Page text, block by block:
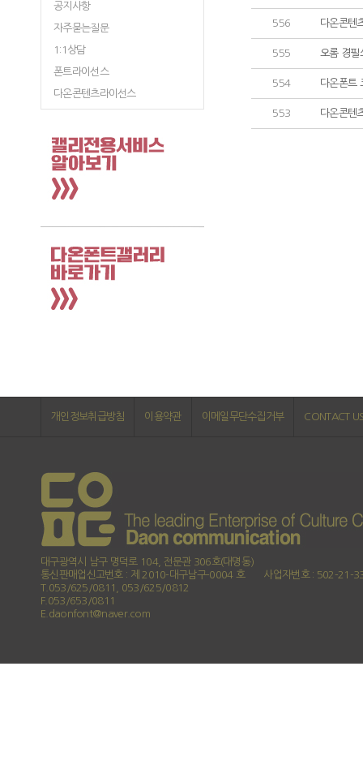
공지사항
자주묻는질문
1:1상담
폰트라이선스
다온콘텐츠라이선스
556 다온콘텐
555 오롬 경필
554 다온폰트
553 다온콘텐
개인정보취급방침 이용약관 이메일무단수집거부 CONTACT
대구광역시 남구 명덕로 104, 전문관 306호(대명동)
통신판매업신고번호 : 제 2010-대구남구-0004 호
사업자번호 : 502-21-
T.053/625/0811, 053/625/0812
F.053/653/0811
E.daonfont@naver.com